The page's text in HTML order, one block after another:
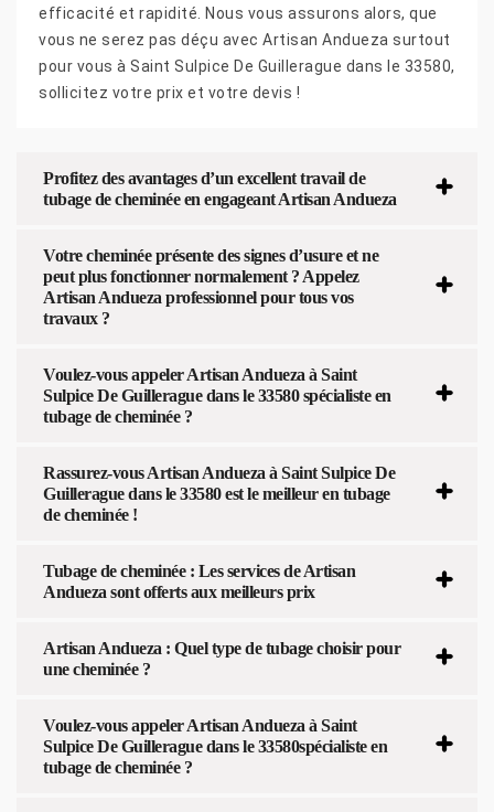
efficacité et rapidité. Nous vous assurons alors, que
vous ne serez pas déçu avec Artisan Andueza surtout
pour vous à Saint Sulpice De Guillerague dans le 33580,
sollicitez votre prix et votre devis !
Profitez des avantages d’un excellent travail de
tubage de cheminée en engageant Artisan Andueza
Votre cheminée présente des signes d’usure et ne
peut plus fonctionner normalement ? Appelez
Artisan Andueza professionnel pour tous vos
travaux ?
Voulez-vous appeler Artisan Andueza à Saint
Sulpice De Guillerague dans le 33580 spécialiste en
tubage de cheminée ?
Rassurez-vous Artisan Andueza à Saint Sulpice De
Guillerague dans le 33580 est le meilleur en tubage
de cheminée !
Tubage de cheminée : Les services de Artisan
Andueza sont offerts aux meilleurs prix
Artisan Andueza : Quel type de tubage choisir pour
une cheminée ?
Voulez-vous appeler Artisan Andueza à Saint
Sulpice De Guillerague dans le 33580spécialiste en
tubage de cheminée ?